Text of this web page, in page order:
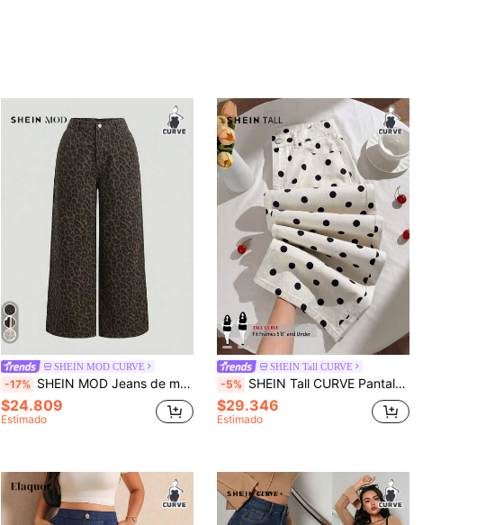
SHEIN MOD CURVE
-17% SHEIN MOD Jeans de mezclilla casuales con estampado de leopardo de talla grande
$24.809
Estimado
SHEIN Tall CURVE
-5% SHEIN Tall CURVE Pantalones vaqueros de pierna ancha con lunares y cintura alta para mujer talla grande CURVE, ropa casual de calle para verano
$29.346
Estimado